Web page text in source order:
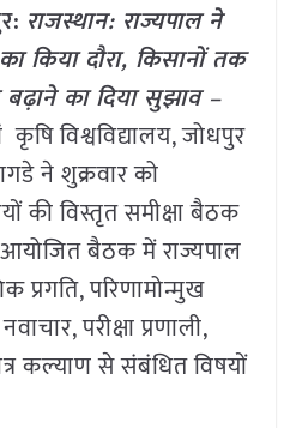
राजस्थान: राज्यपाल ने
किया दौरा, किसानों तक
का दिया सुझाव –
विश्वविद्यालय, जोधपुर
ने शुक्रवार को
की विस्तृत समीक्षा बैठक
आयोजित बैठक में राज्यपाल
प्रगति, परिणामोन्मुख
परीक्षा प्रणाली,
कल्याण से संबंधित विषयों